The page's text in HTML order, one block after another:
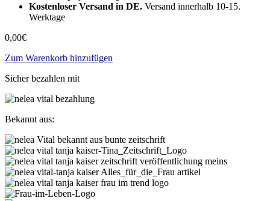
Kostenloser Versand in DE. Versand innerhalb 10-15.
Werktage
0,00€
Zum Warenkorb hinzufügen
Sicher bezahlen mit
Bekannt aus: